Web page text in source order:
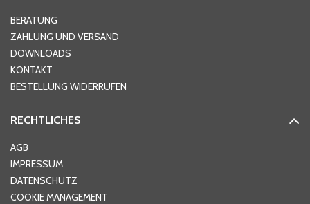
Hausnummer
Ort*
Telefon
BERATUNG
ZAHLUNG UND VERSAND
DOWNLOADS
KONTAKT
BESTELLUNG WIDERRUFEN
RECHTLICHES
AGB
IMPRESSUM
DATENSCHUTZ
COOKIE MANAGEMENT